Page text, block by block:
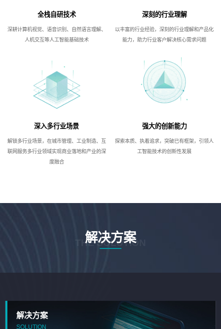
全栈自研技术
深耕计算机视觉、语音识别、自然语言理解、
人机交互等人工智能基础技术
深刻的行业理解
以丰富的行业经验，深刻的行业理解和产品化
能力，助力行业客户解决核心需求问题
深入多行业场景
解锁多行业场景，在城市管理、工业制造、互
联网服务多行业领域实现商业落地和产业的深
度融合
强大的创新能力
探索本质、执着追求，突破已有框架，引领人
工智能技术的创新性发展
解决方案
THE SOLUTION
解决方案
SOLUTION